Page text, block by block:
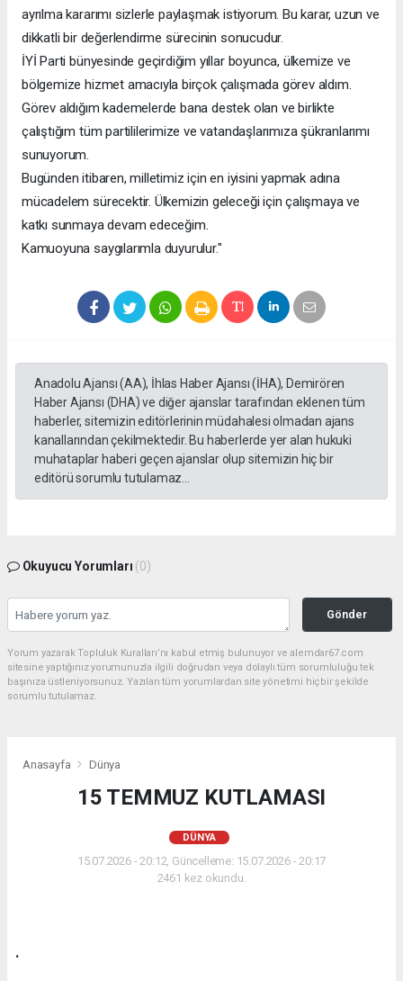
ayrılma kararımı sizlerle paylaşmak istiyorum. Bu karar, uzun ve
dikkatli bir değerlendirme sürecinin sonucudur.
İYİ Parti bünyesinde geçirdiğim yıllar boyunca, ülkemize ve
bölgemize hizmet amacıyla birçok çalışmada görev aldım.
Görev aldığım kademelerde bana destek olan ve birlikte
çalıştığım tüm partililerimize ve vatandaşlarımıza şükranlarımı
sunuyorum.
Bugünden itibaren, milletimiz için en iyisini yapmak adına
mücadelem sürecektir. Ülkemizin geleceği için çalışmaya ve
katkı sunmaya devam edeceğim.
Kamuoyuna saygılarımla duyurulur."
Anadolu Ajansı (AA), İhlas Haber Ajansı (İHA), Demirören
Haber Ajansı (DHA) ve diğer ajanslar tarafından eklenen tüm
haberler, sitemizin editörlerinin müdahalesi olmadan ajans
kanallarından çekilmektedir. Bu haberlerde yer alan hukuki
muhataplar haberi geçen ajanslar olup sitemizin hiç bir
editörü sorumlu tutulamaz...
Okuyucu Yorumları (0)
Gönder
Yorum yazarak Topluluk Kuralları’nı kabul etmiş bulunuyor ve alemdar67.com
sitesine yaptığınız yorumunuzla ilgili doğrudan veya dolaylı tüm sorumluluğu tek
başınıza üstleniyorsunuz. Yazılan tüm yorumlardan site yönetimi hiçbir şekilde
sorumlu tutulamaz.
Anasayfa Dünya
15 TEMMUZ KUTLAMASI
DÜNYA
15.07.2026 - 20:12, Güncelleme: 15.07.2026 - 20:17
2461 kez okundu.
.